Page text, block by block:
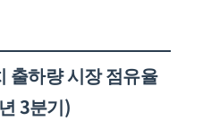
출하량 시장 점유율
3분기)